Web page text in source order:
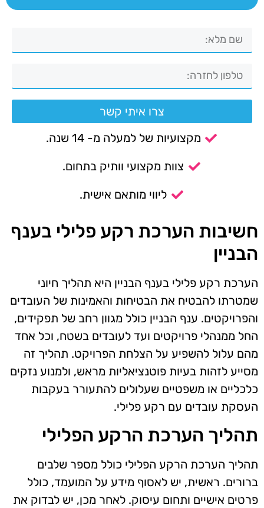
צרו איתי קשר
מקצועיות של למעלה מ- 14 שנה.
צוות מקצועי וותיק בתחום.
ליווי מותאם אישית.
חשיבות הערכת רקע פלילי בענף
הבניין
הערכת רקע פלילי בענף הבניין היא תהליך חיוני
שמטרתו להבטיח את הבטיחות והאמינות של העובדים
והפרויקטים. ענף הבניין כולל מגוון רחב של תפקידים,
החל ממנהלי פרויקטים ועד לעובדים בשטח, וכל אחד
מהם עלול להשפיע על הצלחת הפרויקט. תהליך זה
מסייע לזהות בעיות פוטנציאליות מראש, ולמנוע נזקים
כלכליים או משפטיים שעלולים להתעורר בעקבות
העסקת עובדים עם רקע פלילי.
תהליך הערכת הרקע הפלילי
תהליך הערכת הרקע הפלילי כולל מספר שלבים
ברורים. ראשית, יש לאסוף מידע על המועמד, כולל
פרטים אישיים ותחום עיסוק. לאחר מכן, יש לבדוק את